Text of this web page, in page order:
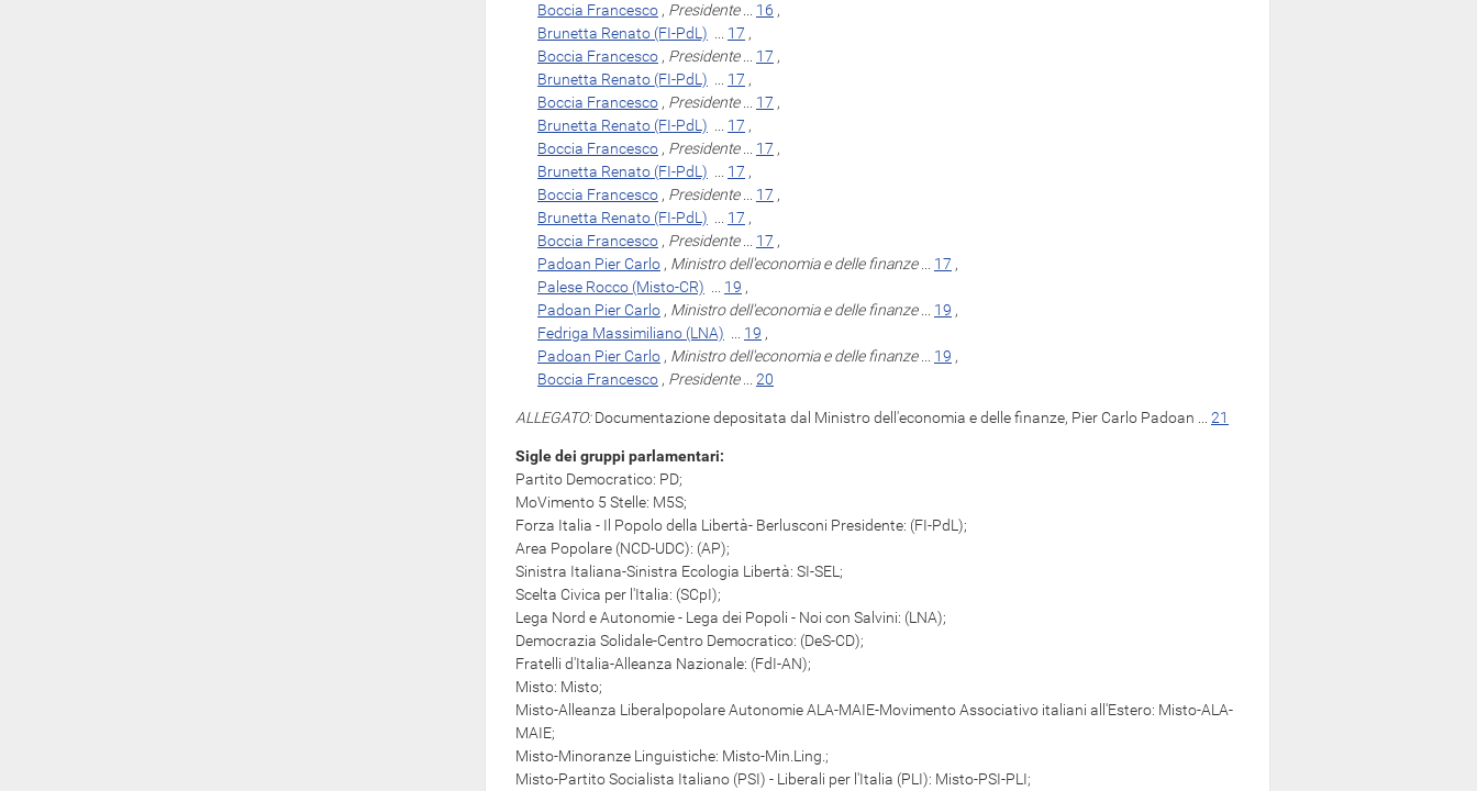
Boccia Francesco , Presidente... 16 ,
Brunetta Renato (FI-PdL)
17 ,
Boccia Francesco , Presidente... 17 ,
Brunetta Renato (FI-PdL)
17 ,
Boccia Francesco , Presidente... 17 ,
Brunetta Renato (FI-PdL)
17 ,
Boccia Francesco , Presidente... 17 ,
Brunetta Renato (FI-PdL)
17 ,
Boccia Francesco , Presidente... 17 ,
Brunetta Renato (FI-PdL)
17 ,
Boccia Francesco , Presidente... 17 ,
Padoan Pier Carlo , Ministro dell'economia e delle finanze... 17 ,
Palese Rocco (Misto-CR)
19 ,
Padoan Pier Carlo , Ministro dell'economia e delle finanze... 19 ,
Fedriga Massimiliano (LNA)
19 ,
Padoan Pier Carlo , Ministro dell'economia e delle finanze... 19 ,
Boccia Francesco , Presidente... 20
ALLEGATO:Documentazione depositata dal Ministro dell'economia e delle finanze, Pier Carlo Padoan ... 21
Sigle dei gruppi parlamentari:
Partito Democratico: PD;
MoVimento 5 Stelle: M5S;
Forza Italia - Il Popolo della Libertà- Berlusconi Presidente: (FI-PdL);
Area Popolare (NCD-UDC): (AP);
Sinistra Italiana-Sinistra Ecologia Libertà: SI-SEL;
Scelta Civica per l'Italia: (SCpI);
Lega Nord e Autonomie - Lega dei Popoli - Noi con Salvini: (LNA);
Democrazia Solidale-Centro Democratico: (DeS-CD);
Fratelli d'Italia-Alleanza Nazionale: (FdI-AN);
Misto: Misto;
Misto-Alleanza Liberalpopolare Autonomie ALA-MAIE-Movimento Associativo italiani all'Estero: Misto-ALA-
MAIE;
Misto-Minoranze Linguistiche: Misto-Min.Ling.;
Misto-Partito Socialista Italiano (PSI) - Liberali per l'Italia (PLI): Misto-PSI-PLI;